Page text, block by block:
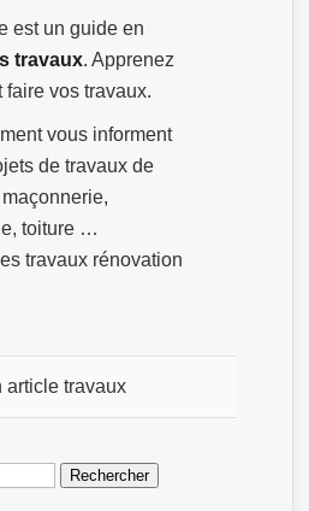
est un guide en
travaux. Apprenez
faire vos travaux.
vous informent
de travaux de
toiture …
travaux rénovation
article travaux